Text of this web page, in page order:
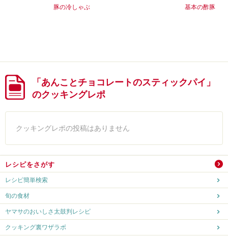
豚の冷しゃぶ 基本の酢豚
「あんことチョコレートのスティックパイ」
のクッキングレポ
クッキングレポの投稿はありません
レシピをさがす
レシピ簡単検索
旬の食材
ヤマサのおいしさ太鼓判レシピ
クッキング裏ワザラボ